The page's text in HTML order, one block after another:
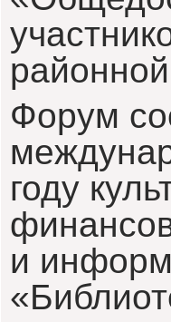
Форум
году
и